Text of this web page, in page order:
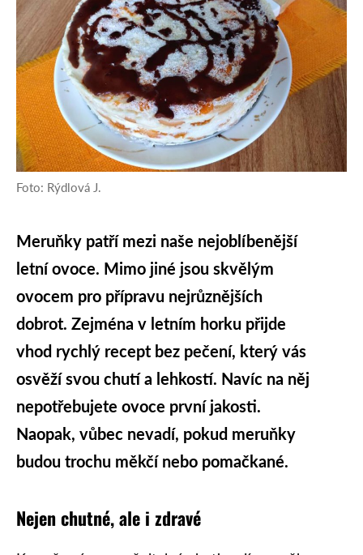
Foto: Rýdlová J.
Meruňky patří mezi naše nejoblíbenější
letní ovoce. Mimo jiné jsou skvělým
ovocem pro přípravu nejrůznějších
dobrot. Zejména v letním horku přijde
vhod rychlý recept bez pečení, který vás
osvěží svou chutí a lehkostí. Navíc na něj
nepotřebujete ovoce první jakosti.
Naopak, vůbec nevadí, pokud meruňky
budou trochu měkčí nebo pomačkané.
Nejen chutné, ale i zdravé